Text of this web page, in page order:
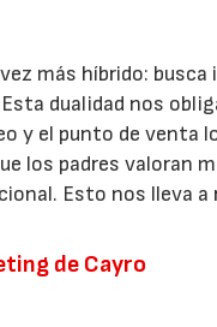
más híbrido:
dualidad nos
y el punto de venta
los padres valoran
Esto nos lleva
de Cayro